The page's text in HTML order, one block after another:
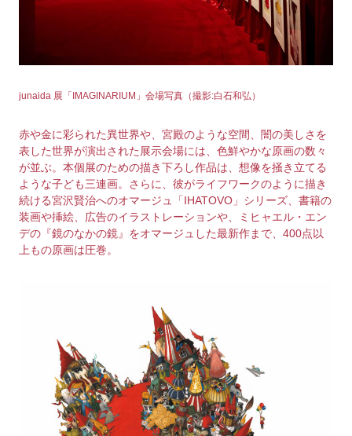
junaida 展「IMAGINARIUM」会場写真（撮影:白石和弘）
赤や金に彩られた異世界や、宮殿のような空間、闇の美しさを
表した世界が演出された展示会場には、色鮮やかな原画の数々
が並ぶ。本個展のための描き下ろし作品は、想像を掻き立てる
ような子ども三連画。さらに、彼がライフワークのように描き
続ける宮沢賢治へのオマージュ「IHATOVO」シリーズ、書籍の
装画や挿絵、広告のイラストレーションや、ミヒャエル・エン
デの『鏡のなかの鏡』をオマージュした最新作まで、400点以
上もの原画は圧巻。